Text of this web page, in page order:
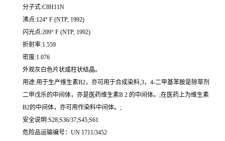
分子式:C8H11N
沸点:124° F (NTP, 1992)
闪光点:209° F (NTP, 1992)
折射率:1.559
密度:1.076
外观灰白色片状或柱状结晶。
用途:用于生产维生素B2，亦可用于合成染料;3，4-二甲基苯胺是除草剂
二甲戊乐的中间体，亦是医药维生素B 2 的中间体。;在医药上为维生素
B2的中间体，亦可用作染料中间体。;
安全说明:S28;S36/37;S45;S61
危险品运输编号：UN 1711/3452